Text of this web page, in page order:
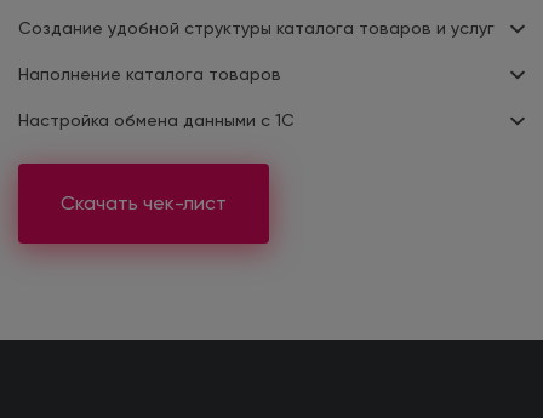
Создание удобной структуры каталога товаров и услуг
Наполнение каталога товаров
Настройка обмена данными с 1С
Скачать чек-лист